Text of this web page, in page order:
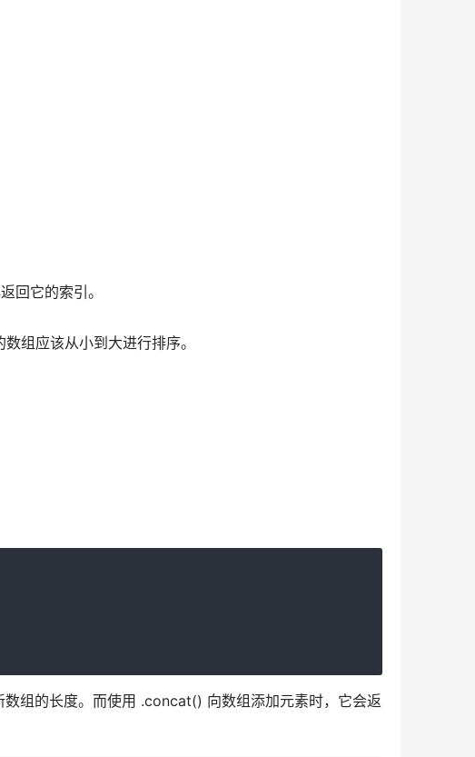
回它的索引。
组应该从小到大进行排序。
组的长度。而使用 .concat() 向数组添加元素时，它会返